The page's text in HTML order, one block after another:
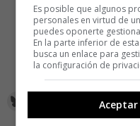
Es posible que algunos
personales en virtud de
puedes oponerte
En la parte inferior de
busca un enlace para
la configuración de
Aceptar